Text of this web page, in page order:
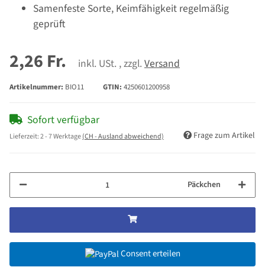
Samenfeste Sorte, Keimfähigkeit regelmäßig
geprüft
2,26 Fr. inkl. USt. , zzgl. Versand
Artikelnummer: BIO11 GTIN: 4250601200958
Sofort verfügbar
Lieferzeit:2 - 7 Werktage(CH - Ausland abweichend) Frage zum Artikel
Päckchen
Consent erteilen